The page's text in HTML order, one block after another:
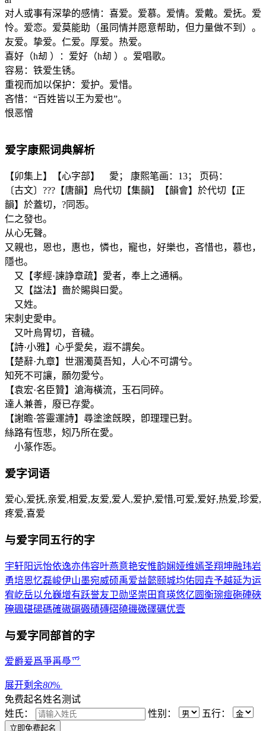
对人或事有深挚的感情：喜爱。爱慕。爱情。爱戴。爱抚。爱
怜。爱恋。爱莫能助（虽同情并愿意帮助，但力量做不到）。
友爱。挚爱。仁爱。厚爱。热爱。
喜好（h刼 ）：爱好（h刼 ）。爱唱歌。
容易：铁爱生锈。
重视而加以保护：爱护。爱惜。
吝惜：“百姓皆以王为爱也”。
恨恶憎
爱字康熙词典解析
【卯集上】【心字部】 愛； 康熙笔画：13； 页码：
〔古文〕???【唐韻】烏代切【集韻】【韻會】於代切【正
韻】於蓋切，?同㤅。
仁之發也。
从心旡聲。
又親也，恩也，惠也，憐也，寵也，好樂也，吝惜也，慕也，
隱也。
又【孝經·諫諍章疏】愛者，奉上之通稱。
又【諡法】嗇於賜與曰愛。
又姓。
宋刺史愛申。
又叶烏胃切，音穢。
【詩·小雅】心乎愛矣，遐不謂矣。
【楚辭·九章】世溷濁莫吾知，人心不可謂兮。
知死不可讓，願勿愛兮。
【袁宏·名臣贊】滄海橫流，玉石同碎。
達人兼善，廢已存愛。
【謝瞻·答靈運詩】尋塗塗旣睽，卽理理已對。
絲路有恆悲，矧乃所在愛。
小篆作㤅。
爱字词语
爱心,爱抚,亲爱,相爱,友爱,爱人,爱护,爱惜,可爱,爱好,热爱,珍爱,
疼爱,喜爱
与爱字同五行的字
宇轩阳远怡依逸亦伟容叶燕意艳安惟韵娴娅维嫣圣翔坤融玮岩
勇培恩忆磊峻伊山墨宛威硕禹爱益懿 颐城均佑园 垚予越延为运
宥屹岳以允巍增有跃誉友卫勋坚崇田育瑛悠亿 圆衡琬痖砤硨硤
硽碸碪碭碼確磝碿磤磧磚磖磽磯礉礋礪优壹
与爱字同部首的字
爱爵爰爲爭爯爳爫
展开剩余80%
免费起名姓名测试
姓氏：
性别： 五行：